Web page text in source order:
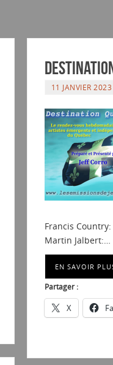
11 JANVIER 2023
Francis
Martin Jalbert:…
EN SAVOIR
Partager :
X